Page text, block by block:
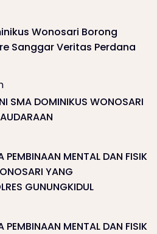
Wonosari Borong
Sanggar Veritas Perdana
SMA DOMINIKUS WONOSARI
PEMBINAAN MENTAL DAN FISIK
YANG
GUNUNGKIDUL
PEMBINAAN MENTAL DAN FISIK